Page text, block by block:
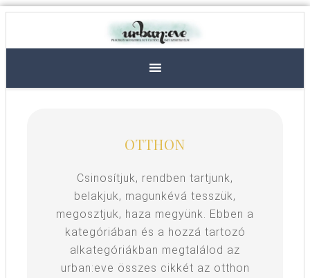
OTTHON
Csinosítjuk, rendben tartjunk,
belakjuk, magunkévá tesszük,
megosztjuk, haza megyünk. Ebben a
kategóriában és a hozzá tartozó
alkategóriákban megtalálod az
urban:eve összes cikkét az otthon